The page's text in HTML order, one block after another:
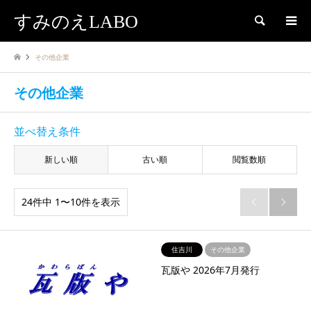
すみのえLABO 検索
その他企業
その他企業
並べ替え条件
新しい順 古い順 閲覧数順
24件中 1〜10件を表示  
住吉川 その他企業
瓦版や 2026年7月発行